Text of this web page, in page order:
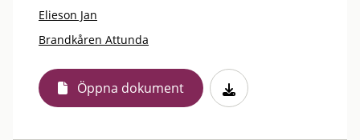
Elieson Jan
Brandkåren Attunda
Öppna dokument